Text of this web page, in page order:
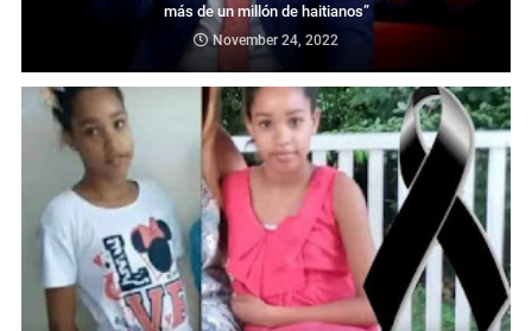
más de un millón de haitianos”
November 24, 2022